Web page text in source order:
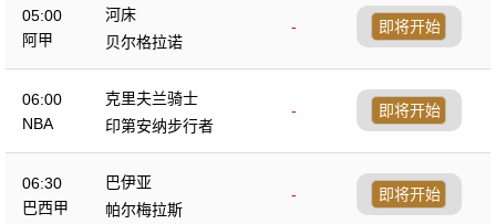
05:00
阿甲
河床
-
贝尔格拉诺
即将开始
06:00
NBA
克里夫兰骑士
-
印第安纳步行者
即将开始
06:30
巴西甲
巴伊亚
-
帕尔梅拉斯
即将开始